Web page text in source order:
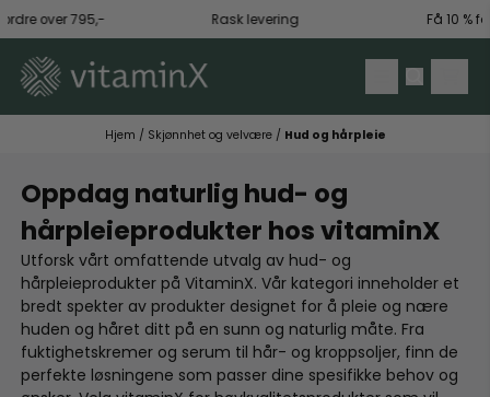
Hopp til innhold
795,- Rask levering Få 10 % få
Hjem / Skjønnhet og velvære / Hud og hårpleie
Oppdag naturlig hud- og
hårpleieprodukter hos vitaminX
Utforsk vårt omfattende utvalg av hud- og
hårpleieprodukter på VitaminX. Vår kategori inneholder et
bredt spekter av produkter designet for å pleie og nære
huden og håret ditt på en sunn og naturlig måte. Fra
fuktighetskremer og serum til hår- og kroppsoljer, finn de
perfekte løsningene som passer dine spesifikke behov og